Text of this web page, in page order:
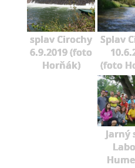
splav Cirochy
6.9.2019 (foto
Horňák)
Splav
(foto
Jarný